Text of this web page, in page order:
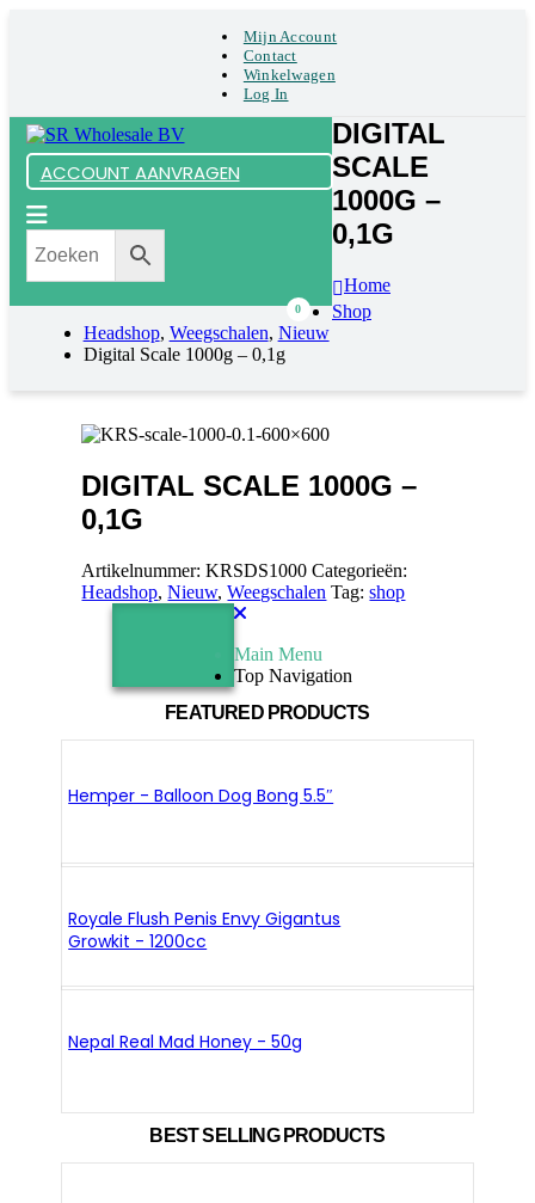
Mijn Account
Contact
Winkelwagen
Log In
ACCOUNT AANVRAGEN
0
DIGITAL
SCALE
1000G –
0,1G
Home
Shop
Headshop, Weegschalen, Nieuw
Digital Scale 1000g – 0,1g
DIGITAL SCALE 1000G –
0,1G
Artikelnummer:KRSDS1000 Categorieën:
Headshop,Nieuw,Weegschalen Tag:shop
FEATURED PRODUCTS
Hemper - Balloon Dog Bong 5.5″
Royale Flush Penis Envy Gigantus
Growkit - 1200cc
Nepal Real Mad Honey - 50g
BEST SELLING PRODUCTS
Main Menu
Top Navigation